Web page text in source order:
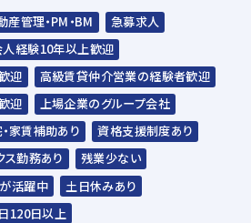
に応じます。
産管理・PM・BM
急募求人
人経験10年以上歓迎
迎
高級賃貸仲介営業の経験者歓迎
迎
上場企業のグループ会社
家賃補助あり
資格支援制度あり
ス勤務あり
残業少ない
活躍中
土日休みあり
120日以上